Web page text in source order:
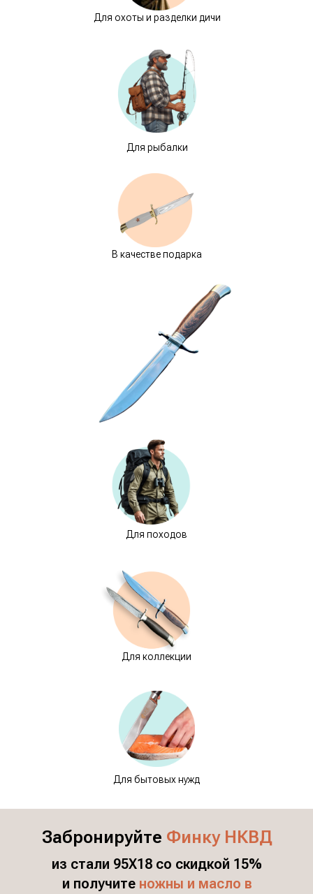
Для охоты и разделки дичи
Для рыбалки
В качестве подарка
Для походов
Для коллекции
Для бытовых нужд
из стали 95Х18 со скидкой 15%
и получите ножны и масло в
Забронируйте Финку НКВД